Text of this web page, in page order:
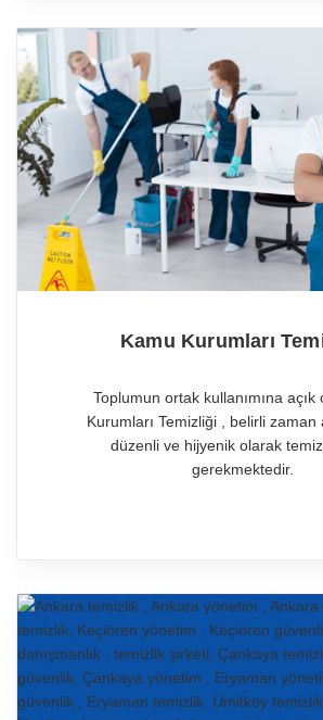
Kamu Kurumları
Toplumun ortak kullanımına açık
Kurumları Temizliği , belirli zaman
düzenli ve hijyenik olarak
gerekmektedir.